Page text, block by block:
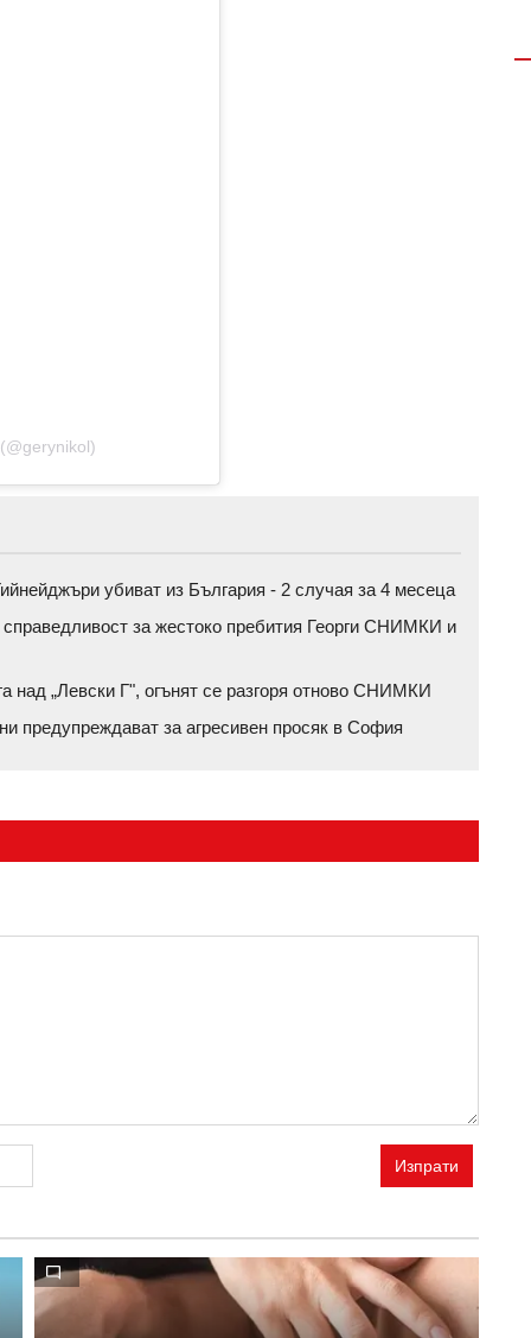
убиват из България - 2 случая за 4 месеца
за жестоко пребития Георги СНИМКИ и
над „Левски Г", огънят се разгоря отново СНИМКИ
предупреждават за агресивен просяк в София
Изпрати